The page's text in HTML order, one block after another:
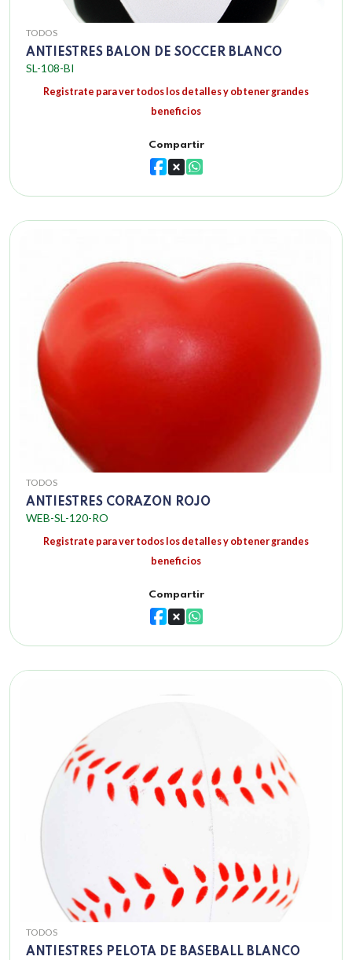
TODOS
ANTIESTRES BALON DE SOCCER BLANCO
SL-108-BI
Registrate para ver todos los detalles y obtener grandes
beneficios
Compartir
TODOS
ANTIESTRES CORAZON ROJO
WEB-SL-120-RO
Registrate para ver todos los detalles y obtener grandes
beneficios
Compartir
TODOS
ANTIESTRES PELOTA DE BASEBALL BLANCO